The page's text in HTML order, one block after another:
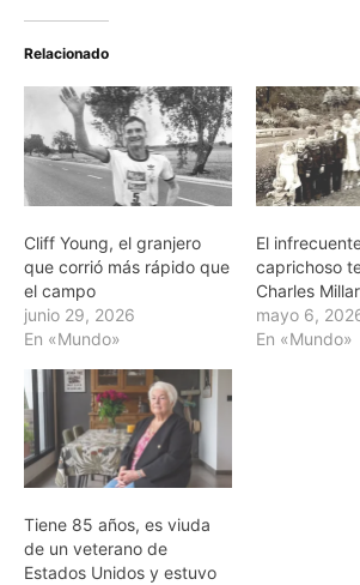
Relacionado
Cliff Young, el granjero
que corrió más rápido que
el campo
junio 29, 2026
En «Mundo»
El
caprichoso
Charles Millar
mayo 6,
En «Mundo»
Tiene 85 años, es viuda
de un veterano de
Estados Unidos y estuvo